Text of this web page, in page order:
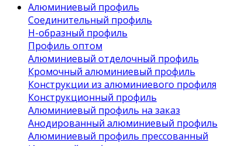
Алюминиевый профиль
Соединительный профиль
Н-образный профиль
Профиль оптом
Алюминиевый отделочный профиль
Кромочный алюминиевый профиль
Конструкции из алюминиевого профиля
Конструкционный профиль
Алюминиевый профиль на заказ
Анодированный алюминиевый профиль
Алюминиевый профиль прессованный